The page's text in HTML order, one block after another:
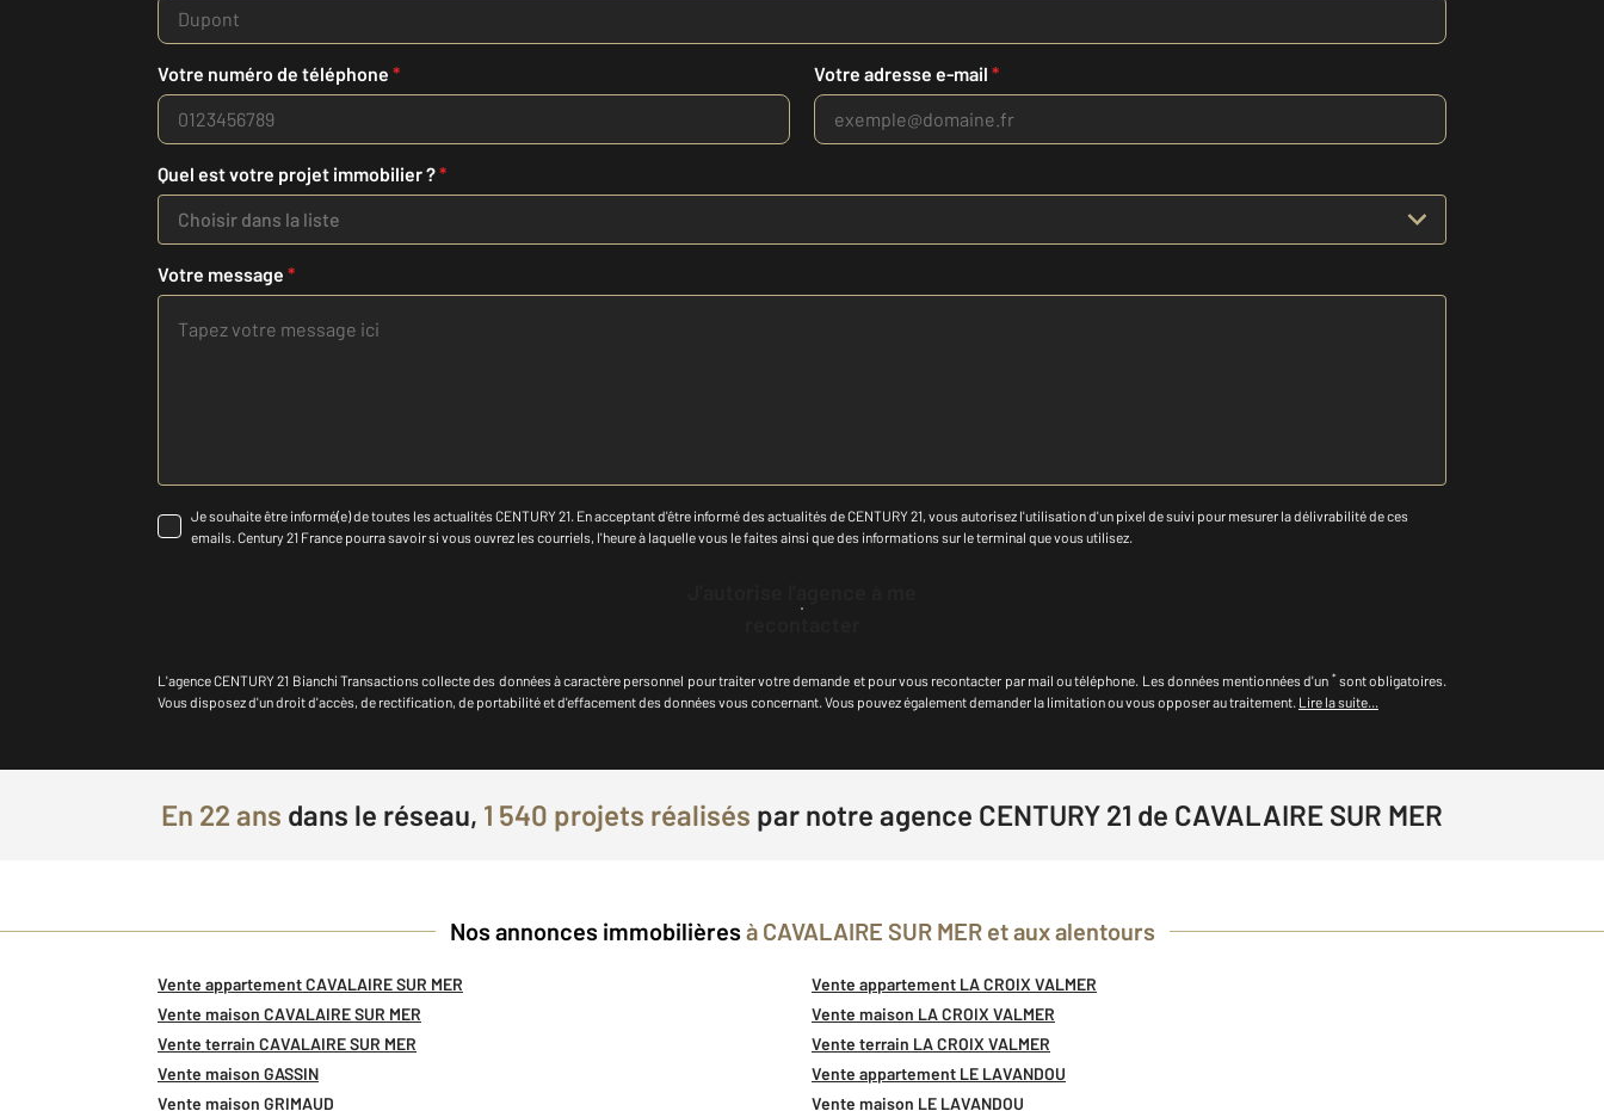
Votre numéro de téléphone * Votre adresse e-mail *
Quel est votre projet immobilier ?*
Choisir dans la liste
Votre message *
Je souhaite être informé(e) de toutes les actualités CENTURY 21. En acceptant d'être informé des actualités de CENTURY 21, vous autorisez l'utilisation d'un pixel de suivi pour mesurer la délivrabilité de ces
emails. Century 21 France pourra savoir si vous ouvrez les courriels, l'heure à laquelle vous le faites ainsi que des informations sur le terminal que vous utilisez.
L'agenceCENTURY 21 Bianchi Transactionscollecte des données à caractère personnel pour traiter votre demande et pour vous recontacter par mail ou téléphone. Les données mentionnées d'un * sont obligatoires.
Vous disposez d'un droit d'accès, de rectification, de portabilité et d'effacement des données vous concernant. Vous pouvez également demander la limitation ou vous opposer au traitement. Lire la suite...
En 22 ans dans le réseau, 1 540 projets réalisés par notre agence CENTURY 21 de CAVALAIRE SUR MER
Nos annonces immobilières à CAVALAIRE SUR MER et aux alentours
Vente appartement CAVALAIRE SUR MER
Vente maison CAVALAIRE SUR MER
Vente terrain CAVALAIRE SUR MER
Vente maison GASSIN
Vente maison GRIMAUD
Vente appartement LA CROIX VALMER
Vente maison LA CROIX VALMER
Vente terrain LA CROIX VALMER
Vente appartement LE LAVANDOU
Vente maison LE LAVANDOU